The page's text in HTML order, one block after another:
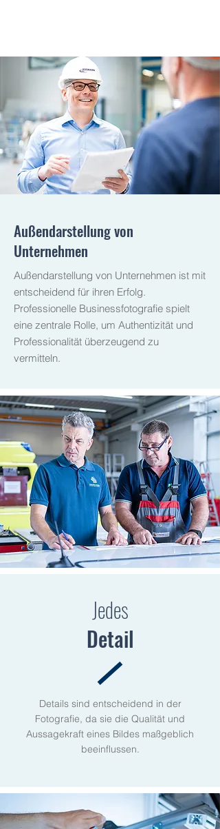
Außendarstellung von
Unternehmen
Außendarstellung von Unternehmen ist mit
entscheidend für ihren Erfolg.
Professionelle Businessfotografie spielt
eine zentrale Rolle, um Authentizität und
Professionalität überzeugend zu
vermitteln.
Jedes
Detail
Details sind entscheidend in der
Fotografie, da sie die Qualität und
Aussagekraft eines Bildes maßgeblich
beeinflussen.